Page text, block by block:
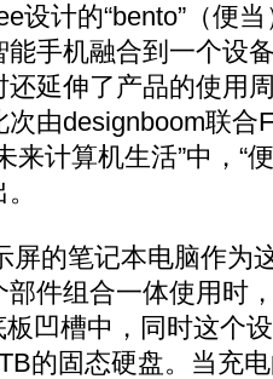
计的“bento”（便当
手机融合到一个设
还延伸了产品的使用
由designboom联合
来计算机生活”中，“
的笔记本电脑作为
件组合一体使用时
凹槽中，同时这个
的固态硬盘。当充